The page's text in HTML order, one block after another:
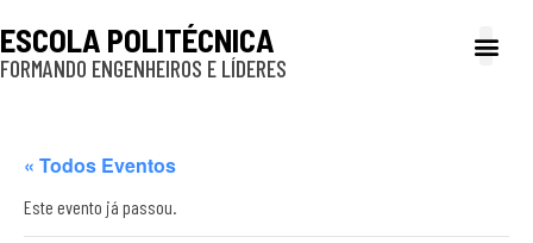
ESCOLA POLITÉCNICA
FORMANDO ENGENHEIROS E LÍDERES
« Todos Eventos
Este evento já passou.